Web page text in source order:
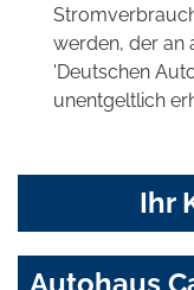
werden, der an
'Deutschen
unentgeltlich
Ihr